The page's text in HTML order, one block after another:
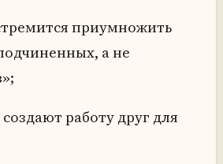
приумножить
а не
работу друг для